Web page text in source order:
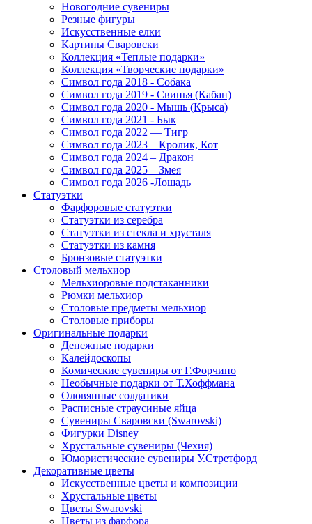
Новогодние сувениры
Резные фигуры
Искусственные елки
Картины Сваровски
Коллекция «Теплые подарки»
Коллекция «Творческие подарки»
Символ года 2018 - Собака
Символ года 2019 - Свинья (Кабан)
Символ года 2020 - Мышь (Крыса)
Символ года 2021 - Бык
Символ года 2022 — Тигр
Символ года 2023 – Кролик, Кот
Символ года 2024 – Дракон
Символ года 2025 – Змея
Символ года 2026 -Лошадь
Статуэтки
Фарфоровые статуэтки
Статуэтки из серебра
Статуэтки из стекла и хрусталя
Статуэтки из камня
Бронзовые статуэтки
Столовый мельхиор
Мельхиоровые подстаканники
Рюмки мельхиор
Столовые предметы мельхиор
Столовые приборы
Оригинальные подарки
Денежные подарки
Калейдоскопы
Комические сувениры от Г.Форчино
Необычные подарки от Т.Хоффмана
Оловянные солдатики
Расписные страусиные яйца
Сувениры Сваровски (Swarovski)
Фигурки Disney
Хрустальные сувениры (Чехия)
Юмористические сувениры У.Стретфорд
Декоративные цветы
Искусственные цветы и композиции
Хрустальные цветы
Цветы Swarovski
Цветы из фарфора